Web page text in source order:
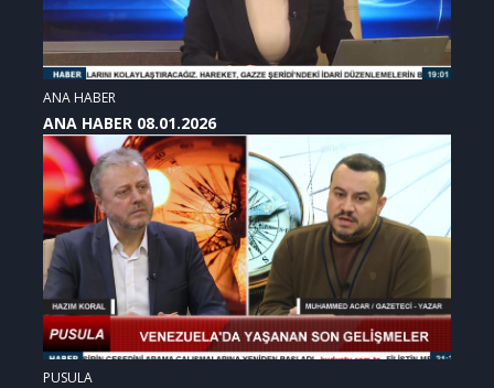
ANA HABER
ANA HABER 08.01.2026
PUSULA